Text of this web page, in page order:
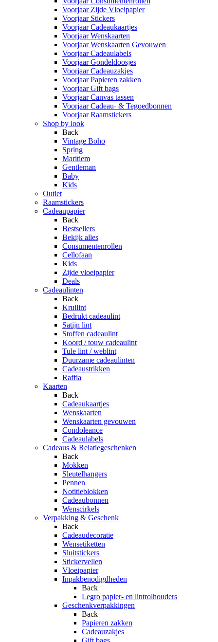
Voorjaar Zijde Vloeipapier
Voorjaar Stickers
Voorjaar Cadeaukaartjes
Voorjaar Wenskaarten
Voorjaar Wenskaarten Gevouwen
Voorjaar Cadeaulabels
Voorjaar Gondeldoosjes
Voorjaar Cadeauzakjes
Voorjaar Papieren zakken
Voorjaar Gift bags
Voorjaar Canvas tassen
Voorjaar Cadeau- & Tegoedbonnen
Voorjaar Raamstickers
Shop by look
Back
Vintage Boho
Spring
Maritiem
Gentleman
Baby
Kids
Outlet
Raamstickers
Cadeaupapier
Back
Bestsellers
Bekijk alles
Consumentenrollen
Cellofaan
Kids
Zijde vloeipapier
Deals
Cadeaulinten
Back
Krullint
Bedrukt cadeaulint
Satijn lint
Stoffen cadeaulint
Koord / touw cadeaulint
Tule lint / weblint
Duurzame cadeaulinten
Cadeaustrikken
Raffia
Kaarten
Back
Cadeaukaartjes
Wenskaarten
Wenskaarten gevouwen
Condoleance
Cadeaulabels
Cadeaus & Relatiegeschenken
Back
Mokken
Sleutelhangers
Pennen
Notitieblokken
Cadeaubonnen
Wenscirkels
Verpakking & Geschenk
Back
Cadeaudecoratie
Wensetiketten
Sluitstickers
Stickervellen
Vloeipapier
Inpakbenodigdheden
Back
Legro papier- en lintrolhouders
Geschenkverpakkingen
Back
Papieren zakken
Cadeauzakjes
Gift bags